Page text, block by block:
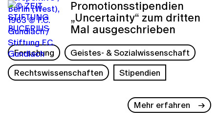
Promotionsstipendien
„Uncertainty“ zum dritten
Mal ausgeschrieben
Forschung
Geistes- & Sozialwissenschaft
Rechtswissenschaften
Stipendien
Mehr erfahren